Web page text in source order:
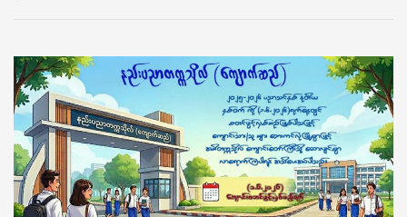
ကျောင်း
စတင်
လှစ်
မည်
ဖြစ်
ပါ
ကြောင်း
အသိပေး